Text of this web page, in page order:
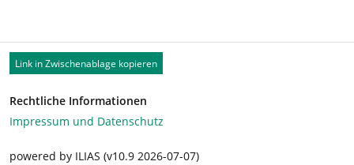
Link in Zwischenablage kopieren
Rechtliche Informationen
Impressum und Datenschutz
powered by ILIAS (v10.9 2026-07-07)